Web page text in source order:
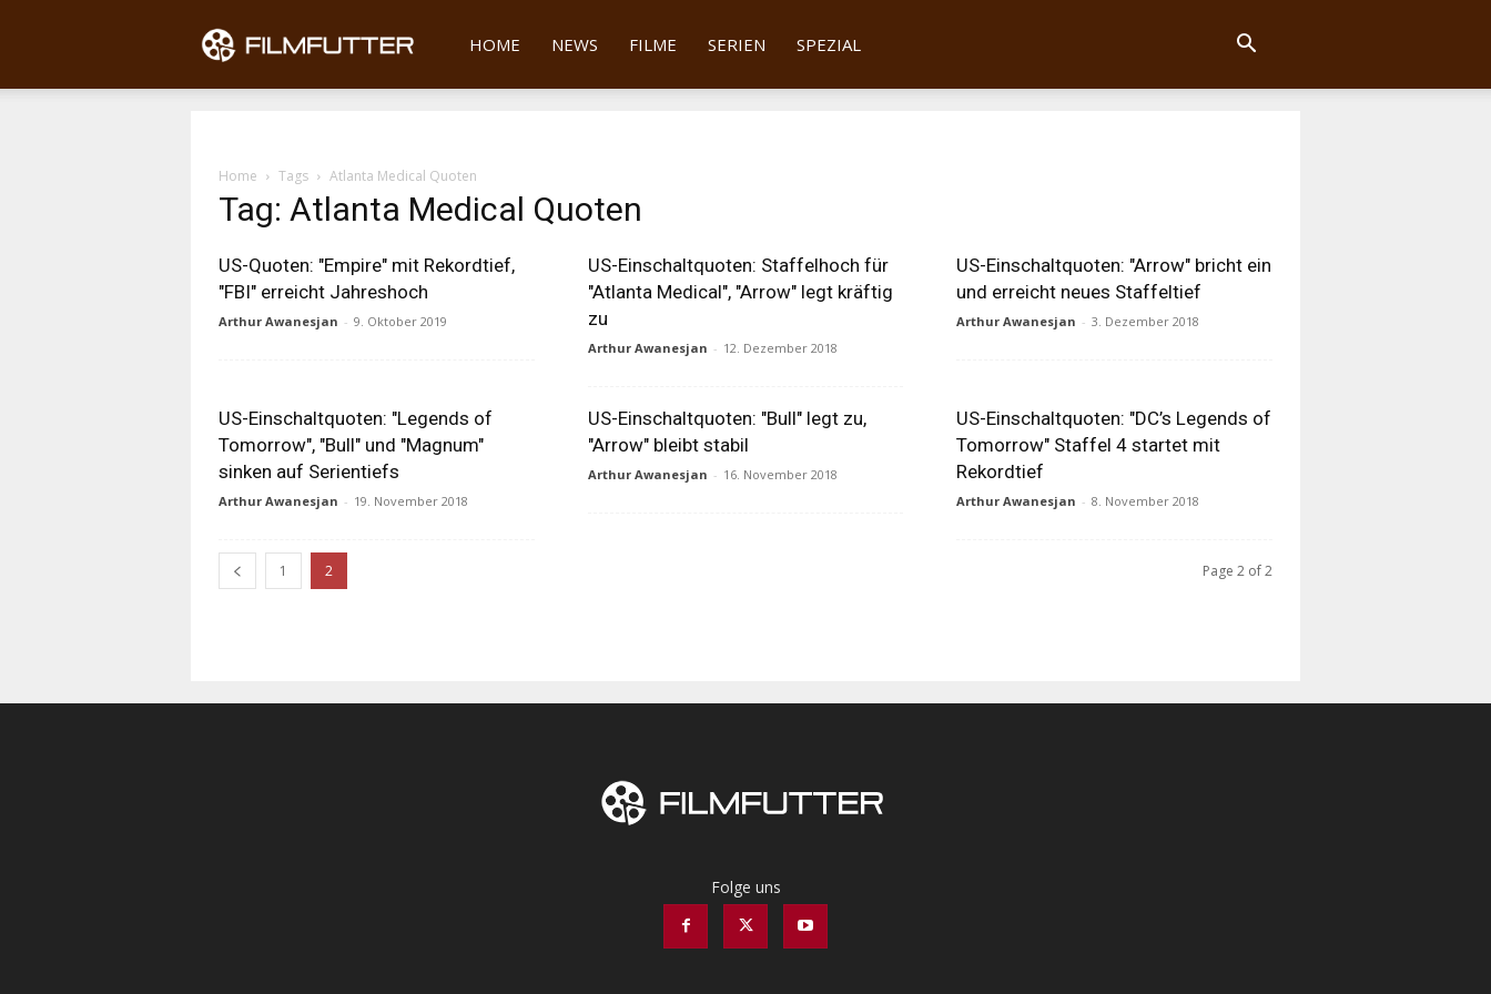
Filmfutter
HOME NEWS FILME SERIEN SPEZIAL
Home Tags Atlanta Medical Quoten
Tag: Atlanta Medical Quoten
US-Quoten: "Empire" mit Rekordtief,
"FBI" erreicht Jahreshoch
Arthur Awanesjan - 9. Oktober 2019
US-Einschaltquoten: Staffelhoch für
"Atlanta Medical", "Arrow" legt kräftig
zu
Arthur Awanesjan - 12. Dezember 2018
US-Einschaltquoten: "Arrow" bricht ein
und erreicht neues Staffeltief
Arthur Awanesjan - 3. Dezember 2018
US-Einschaltquoten: "Legends of
Tomorrow", "Bull" und "Magnum"
sinken auf Serientiefs
Arthur Awanesjan - 19. November 2018
US-Einschaltquoten: "Bull" legt zu,
"Arrow" bleibt stabil
Arthur Awanesjan - 16. November 2018
US-Einschaltquoten: "DC’s Legends of
Tomorrow" Staffel 4 startet mit
Rekordtief
Arthur Awanesjan - 8. November 2018
1 2 Page 2 of 2
Folge uns